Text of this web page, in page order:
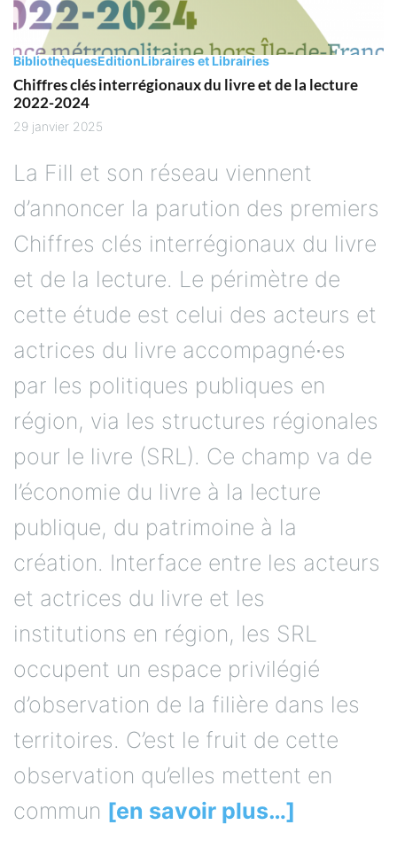
Bibliothèques Libraires et Librairies
Chiffres clés interrégionaux du livre et de la lecture
2022-2024
29 janvier 2025
d’annoncer la parution des premiers
Chiffres clés interrégionaux du livre
et de la lecture. Le périmètre de
cette étude est celui des acteurs et
actrices du livre accompagné∙es
par les politiques publiques en
région, via les structures régionales
pour le livre (SRL). Ce champ va de
l’économie du livre à la lecture
publique, du patrimoine à la
création. Interface entre les acteurs
et actrices du livre et les
institutions en région, les SRL
occupent un espace privilégié
d’observation de la filière dans les
territoires. C’est le fruit de cette
observation qu’elles mettent en
commun[en savoir plus…]